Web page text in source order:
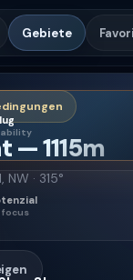
Gebiete
—1115m
NW · 315°